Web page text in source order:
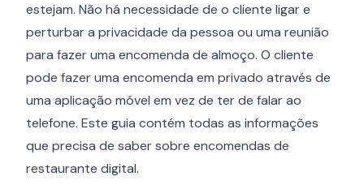
estejam. Não há necessidade de o cliente ligar e
perturbar a privacidade da pessoa ou uma reunião
para fazer uma encomenda de almoço. O cliente
pode fazer uma encomenda em privado através de
uma aplicação móvel em vez de ter de falar ao
telefone. Este guia contém todas as informações
que precisa de saber sobre encomendas de
restaurante digital.